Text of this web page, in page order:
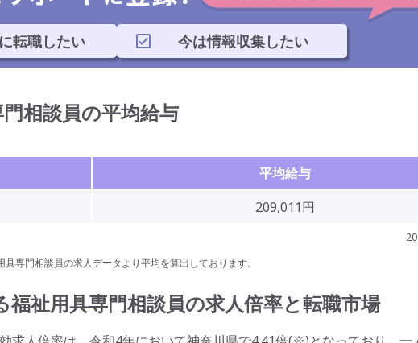
転職したい 今は情報収集したい
相談員の平均給与
平均給与
209,011円
専門相談員の求人データより平均を算出しております。
福祉用具専門相談員の求人倍率と転職市場